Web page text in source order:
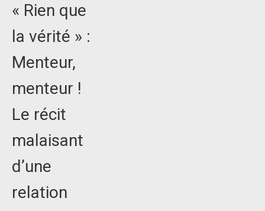
« Rien que
la vérité » :
Menteur,
menteur !
Le récit
malaisant
d’une
relation